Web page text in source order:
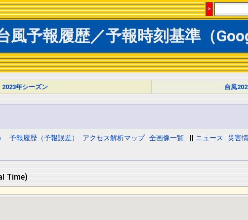
>
予報履歴／予報時刻基準（
2023年シーズン 台風
予報履歴（予報誤差） アクセス解析マップ 全画像一覧 ニュース 災害
Time)